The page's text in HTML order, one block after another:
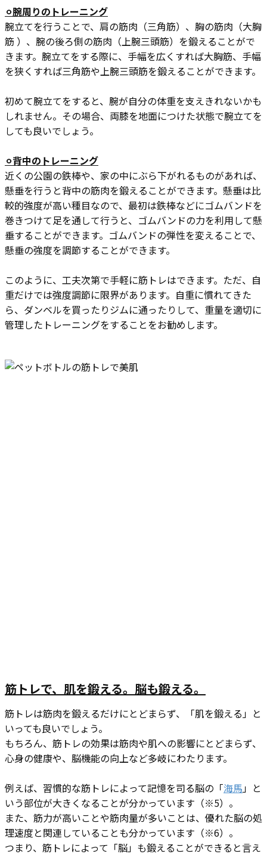
⚪︎腕周りのトレーニング
腕立てを行うことで、肩の筋肉（三角筋）、胸の筋肉（大胸
筋 ）、腕の後ろ側の筋肉（上腕三頭筋）を鍛えることがで
きます。腕立てをする際に、手幅を広くすれば大胸筋、手幅
を狭くすれば三角筋や上腕三頭筋を鍛えることができます。
初めて腕立てをすると、腕が自分の体重を支えきれないかも
しれません。その場合、両膝を地面につけた状態で腕立てを
しても良いでしょう。
⚪︎背中のトレーニング
近くの公園の鉄棒や、家の中にぶら下がれるものがあれば、
懸垂を行うと背中の筋肉を鍛えることができます。懸垂は比
較的強度が高い種目なので、最初は鉄棒などにゴムバンドを
巻きつけて足を通して行うと、ゴムバンドの力を利用して懸
垂することができます。ゴムバンドの弾性を変えることで、
懸垂の強度を調節することができます。
このように、工夫次第で手軽に筋トレはできます。ただ、自
重だけでは強度調節に限界があります。自重に慣れてきた
ら、ダンベルを買ったりジムに通ったりして、重量を適切に
管理したトレーニングをすることをお勧めします。
筋トレで、肌を鍛える。脳も鍛える。
筋トレは筋肉を鍛えるだけにとどまらず、「肌を鍛える」と
いっても良いでしょう。
もちろん、筋トレの効果は筋肉や肌への影響にとどまらず、
心身の健康や、脳機能の向上など多岐にわたります。
例えば、習慣的な筋トレによって記憶を司る脳の「海馬」と
いう部位が大きくなることが分かっています（※5）。
また、筋力が高いことや筋肉量が多いことは、優れた脳の処
理速度と関連していることも分かっています（※6）。
つまり、筋トレによって「脳」も鍛えることができると言え